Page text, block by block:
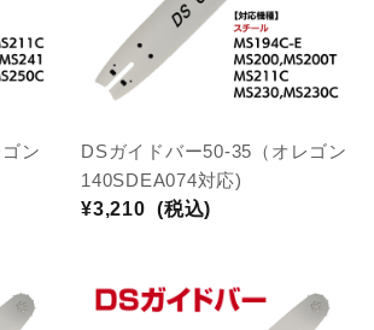
ン
DSガイドバー50-35（オレゴン
140SDEA074対応)
¥3,210 (税込)